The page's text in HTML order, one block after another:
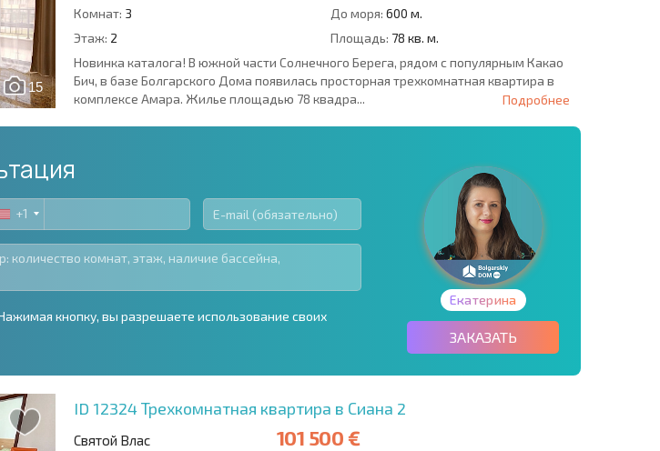
15
Комнат: 3 До моря: 600 м.
Этаж: 2 Площадь: 78 кв. м.
Новинка каталога! В южной части Солнечного Берега, рядом с популярным Какао
Бич, в базе Болгарского Дома появилась просторная трехкомнатная квартира в
комплексе Амара. Жилье площадью 78 квадра...
Подробнее
United
+1
+1
кнопку, вы разрешаете использование своих
Екатерина
ЗАКАЗАТЬ
ID 12324Трехкомнатная квартира в Сиана 2
Святой Влас 101 500 €